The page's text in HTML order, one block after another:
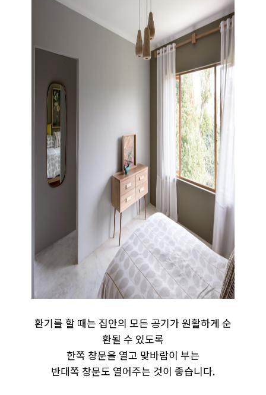
환기를 할 때는 집안의 모든 공기가 원활하게 순
환될 수 있도록
한쪽 창문을 열고 맞바람이 부는
반대쪽 창문도 열어주는 것이 좋습니다.